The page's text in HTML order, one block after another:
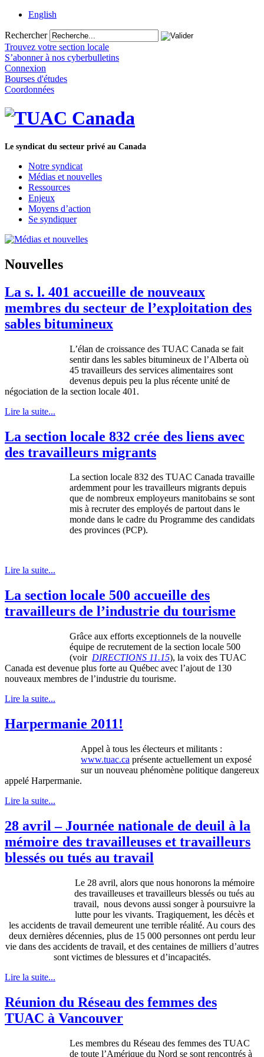
English
Rechercher
Trouvez votre section locale
S’abonner à nos cyberbulletins
Connexion
Bourses d'études
Coordonnées
Le syndicat du secteur privé au Canada
Notre syndicat
Médias et nouvelles
Ressources
Enjeux
Moyens d’action
Se syndiquer
Nouvelles
La s. l. 401 accueille de nouveaux
membres du secteur de l’exploitation des
sables bitumineux
L’élan de croissance des TUAC Canada se fait
sentir dans les sables bitumineux de l’Alberta où
45 travailleurs des services alimentaires sont
devenus depuis peu la plus récente unité de
négociation de la section locale 401.
Lire la suite...
La section locale 832 crée des liens avec
des travailleurs migrants
La section locale 832 des TUAC Canada travaille
ardemment pour les travailleurs migrants depuis
que de nombreux employeurs manitobains se sont
mis à recruter des employés de partout dans le
monde dans le cadre du Programme des candidats
des provinces (PCP).
Lire la suite...
La section locale 500 accueille des
travailleurs de l’industrie du tourisme
Grâce aux efforts exceptionnels de la nouvelle
équipe de recrutement de la section locale 500
(voir DIRECTIONS 11.15), la voix des TUAC
Canada est devenue plus forte au Québec avec l’ajout de 130
nouveaux membres de l’industrie du tourisme.
Lire la suite...
Harpermanie 2011!
Appel à tous les électeurs et militants :
www.tuac.ca présente actuellement un exposé
sur un nouveau phénomène politique dangereux
appelé Harpermanie.
Lire la suite...
28 avril – Journée nationale de deuil à la
mémoire des travailleuses et travailleurs
blessés ou tués au travail
Le 28 avril, alors que nous honoronsla mémoire
des travailleuses et travailleurs blessés ou tués au
travail, nous devons aussi songer à poursuivre la
lutte pour les vivants. Tragiquement, les décès et
les accidents de travail demeurent une terrible réalité. Au cours des
deux dernières décennies, plus de 15 000 personnes ont perdu leur
vie dans des accidents de travail, et des centaines de milliers d’autres
sont victimesde blessureset d’incapacités.
Lire la suite...
Réunion du Réseau des femmes des
TUAC à Vancouver
Les membres du Réseau des femmes des TUAC
de toute l’Amérique du Nord se sont rencontrés à